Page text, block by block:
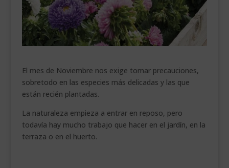
BLOG
___________________________
VEURE EN CATALÀ
El mes de Noviembre nos exige tomar precauciones,
sobretodo en las especies más delicadas y las que
están recién plantadas.
La naturaleza empieza a entrar en reposo, pero
todavía hay mucho trabajo que hacer en el jardín, en la
terraza o en el huerto.